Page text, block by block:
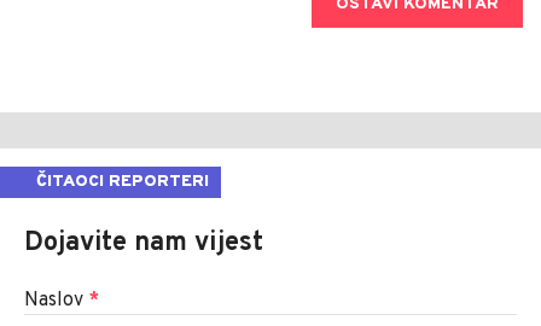
OSTAVI KOMENTAR
ČITAOCI REPORTERI
Dojavite nam vijest
Naslov *